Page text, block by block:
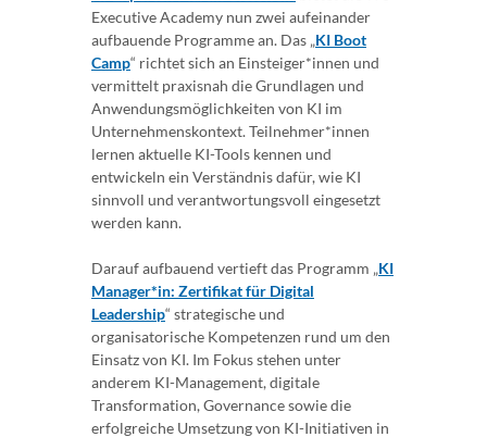
Executive Academy nun zwei aufeinander
aufbauende Programme an. Das „KI Boot
Camp“ richtet sich an Einsteiger*innen und
vermittelt praxisnah die Grundlagen und
Anwendungsmöglichkeiten von KI im
Unternehmenskontext. Teilnehmer*innen
lernen aktuelle KI-Tools kennen und
entwickeln ein Verständnis dafür, wie KI
sinnvoll und verantwortungsvoll eingesetzt
werden kann.
Darauf aufbauend vertieft das Programm „KI
Manager*in: Zertifikat für Digital
Leadership“ strategische und
organisatorische Kompetenzen rund um den
Einsatz von KI. Im Fokus stehen unter
anderem KI-Management, digitale
Transformation, Governance sowie die
erfolgreiche Umsetzung von KI-Initiativen in